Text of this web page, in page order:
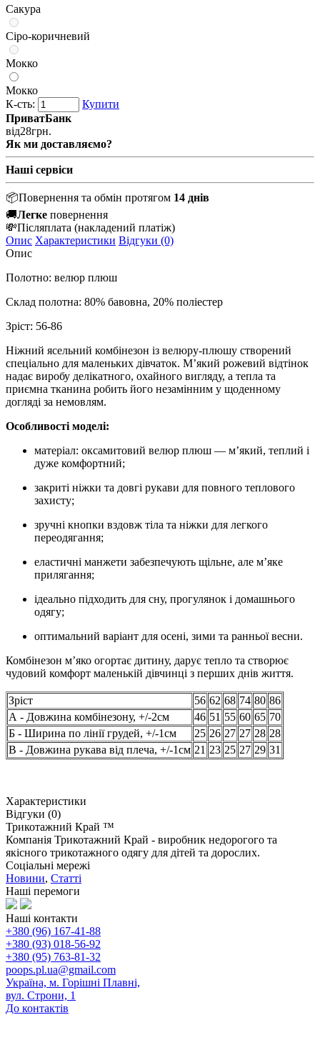
Сакура
Сіро-коричневий
Мокко
Мокко
К-сть:
Купити
ПриватБанк
від28грн.
Як ми доставляємо?
Наші сервіси
📦Повернення та обмін протягом 14 днів
🚚Легке повернення
💸Післяплата (накладений платіж)
Опис Характеристики Відгуки (0)
Опис
Полотно: велюр плюш
Склад полотна: 80% бавовна, 20% поліестер
Зріст: 56-86
Ніжний ясельний комбінезон із велюру-плюшу створений
спеціально для маленьких дівчаток. М’який рожевий відтінок
надає виробу делікатного, охайного вигляду, а тепла та
приємна тканина робить його незамінним у щоденному
догляді за немовлям.
Особливості моделі:
матеріал: оксамитовий велюр плюш — м’який, теплий і
дуже комфортний;
закриті ніжки та довгі рукави для повного теплового
захисту;
зручні кнопки вздовж тіла та ніжки для легкого
переодягання;
еластичні манжети забезпечують щільне, але м’яке
прилягання;
ідеально підходить для сну, прогулянок і домашнього
одягу;
оптимальний варіант для осені, зими та ранньої весни.
Комбінезон м’яко огортає дитину, дарує тепло та створює
чудовий комфорт маленькій дівчинці з перших днів життя.
Зріст 56 62 68 74 80 86
А - Довжина комбінезону, +/-2см
46 51 55 60 65 70
Б - Ширина по лінії грудей, +/-1см
25 26 27 27 28 28
В - Довжина рукава від плеча, +/-1см 21 23 25 27 29 31
Характеристики
Відгуки (0)
Трикотажний Край ™
Компанія Трикотажний Край - виробник недорогого та
якісного трикотажного одягу для дітей та дорослих.
Соціальні мережі
Новини, Статті
Наші перемоги
Наші контакти
+380 (96) 167-41-88
+380 (93) 018-56-92
+380 (95) 763-81-32
poops.pl.ua@gmail.com
Україна, м. Горішні Плавні,
вул. Строни, 1
До контактів